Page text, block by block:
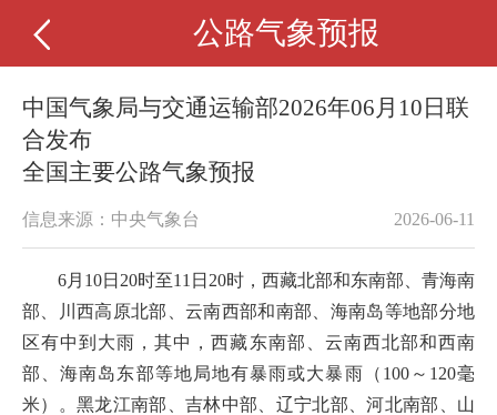
公路气象预报
中国气象局与交通运输部2026年06月10日联
合发布
全国主要公路气象预报
信息来源：中央气象台 2026-06-11
6月10日20时至11日20时，西藏北部和东南部、青海南
部、川西高原北部、云南西部和南部、海南岛等地部分地
区有中到大雨，其中，西藏东南部、云南西北部和西南
部、海南岛东部等地局地有暴雨或大暴雨（100～120毫
米）。黑龙江南部、吉林中部、辽宁北部、河北南部、山